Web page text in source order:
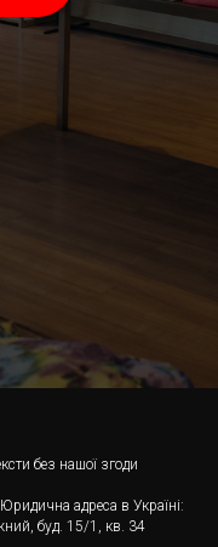
без нашої згоди
адреса в Україні:
буд. 15/1, кв. 34